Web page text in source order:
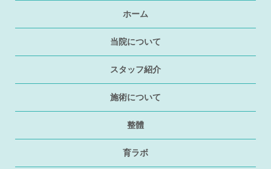
ホーム
当院について
スタッフ紹介
施術について
整體
育ラボ